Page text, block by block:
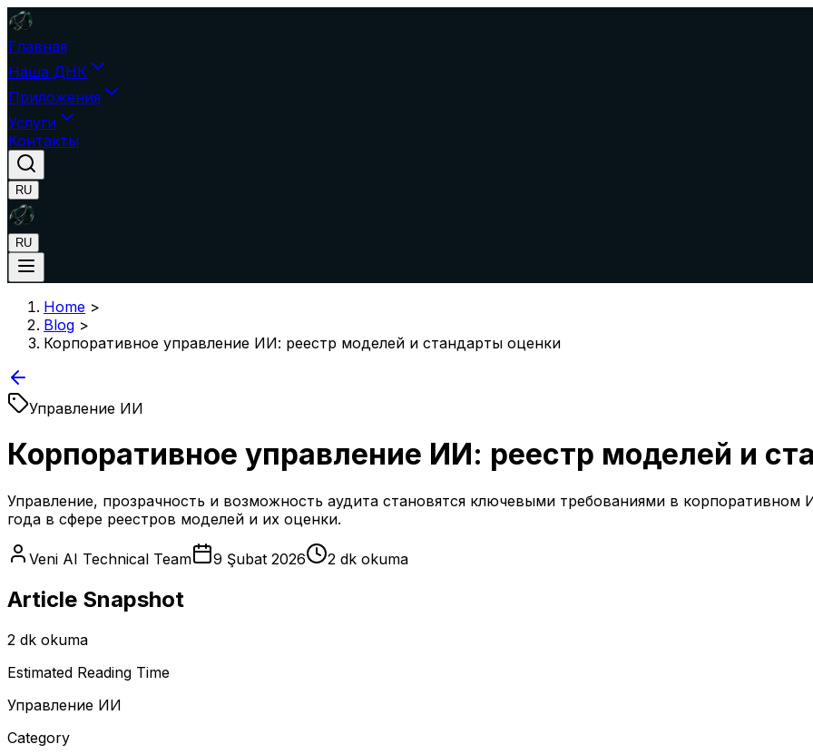
Главная
Наша ДНК
Приложения
Услуги
Контакты
RU
RU
Home >
Blog >
Корпоративное управление ИИ: реестр моделей и стандарты оценки
Управление ИИ
Корпоративное управление ИИ: реестр моделей и
Управление, прозрачность и возможность аудита становятся ключевыми требованиями в
года в сфере реестров моделей и их оценки.
Veni AI Technical Team 9 Şubat 2026 2 dk okuma
Article Snapshot
2 dk okuma
Estimated Reading Time
Управление ИИ
Category